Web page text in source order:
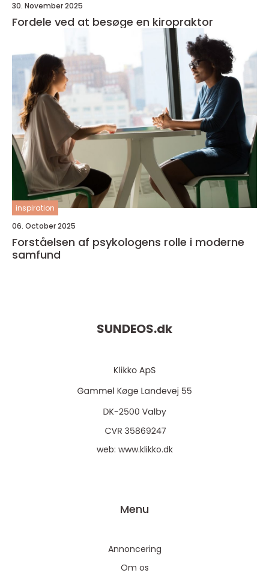
30. November 2025
Fordele ved at besøge en kiropraktor
inspiration
06. October 2025
Forståelsen af psykologens rolle i moderne
samfund
SUNDEOS.dk
web: www.klikko.dk
Menu
Annoncering
Om os